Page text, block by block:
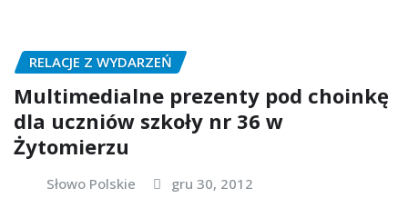
RELACJE Z WYDARZEŃ
Multimedialne prezenty pod choinkę
dla uczniów szkoły nr 36 w
Żytomierzu
Słowo Polskie gru 30, 2012